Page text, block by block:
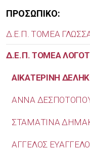
ΠΡΟΣΩΠΙΚΟ:
Δ.Ε.Π. ΤΟΜΕΑ
Δ.Ε.Π. ΤΟΜΕΑ
ΑΙΚΑΤΕΡΙΝΗ
ΑΝΝΑ
ΣΤΑΜΑΤΙΝΑ
AΓΓΕΛΟΣ